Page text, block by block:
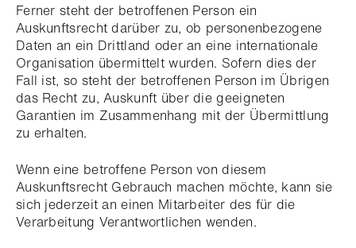
Ferner steht der betroffenen Person ein
Auskunftsrecht darüber zu, ob personenbezogene
Daten an ein Drittland oder an eine internationale
Organisation übermittelt wurden. Sofern dies der
Fall ist, so steht der betroffenen Person im Übrigen
das Recht zu, Auskunft über die geeigneten
Garantien im Zusammenhang mit der Übermittlung
zu erhalten.
Wenn eine betroffene Person von diesem
Auskunftsrecht Gebrauch machen möchte, kann sie
sich jederzeit an einen Mitarbeiter des für die
Verarbeitung Verantwortlichen wenden.